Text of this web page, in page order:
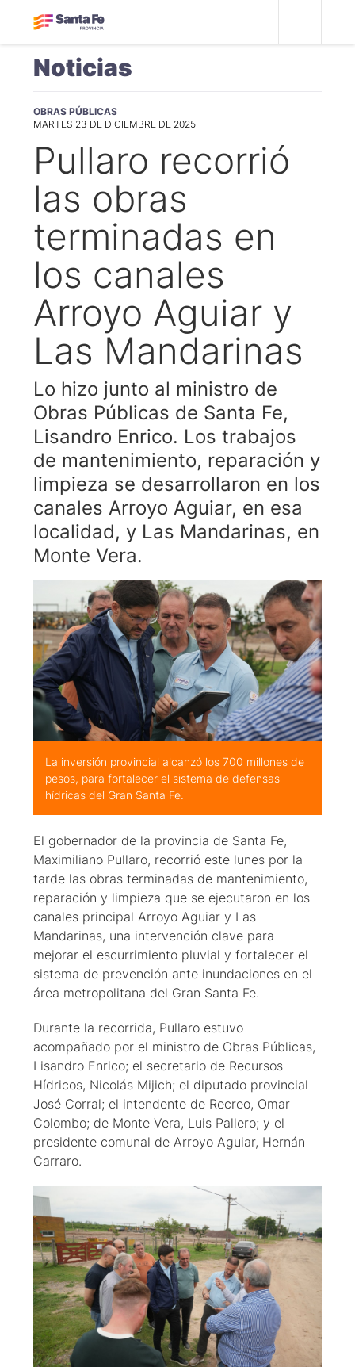
Noticias
OBRAS PÚBLICAS
MARTES 23 DE DICIEMBRE DE 2025
Pullaro recorrió
las obras
terminadas en
los canales
Arroyo Aguiar y
Las Mandarinas
Lo hizo junto al ministro de
Obras Públicas de Santa Fe,
Lisandro Enrico. Los trabajos
de mantenimiento, reparación y
limpieza se desarrollaron en los
canales Arroyo Aguiar, en esa
localidad, y Las Mandarinas, en
Monte Vera.
La inversión provincial alcanzó los 700 millones de
pesos, para fortalecer el sistema de defensas
hídricas del Gran Santa Fe.
El gobernador de la provincia de Santa Fe,
Maximiliano Pullaro, recorrió este lunes por la
tarde las obras terminadas de mantenimiento,
reparación y limpieza que se ejecutaron en los
canales principal Arroyo Aguiar y Las
Mandarinas, una intervención clave para
mejorar el escurrimiento pluvial y fortalecer el
sistema de prevención ante inundaciones en el
área metropolitana del Gran Santa Fe.
Durante la recorrida, Pullaro estuvo
acompañado por el ministro de Obras Públicas,
Lisandro Enrico; el secretario de Recursos
Hídricos, Nicolás Mijich; el diputado provincial
José Corral; el intendente de Recreo, Omar
Colombo; de Monte Vera, Luis Pallero; y el
presidente comunal de Arroyo Aguiar, Hernán
Carraro.